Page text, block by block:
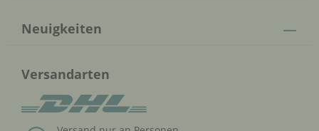
Neuigkeiten
Versandarten